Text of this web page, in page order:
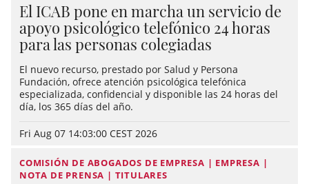
El ICAB pone en marcha un servicio de
apoyo psicológico telefónico 24 horas
para las personas colegiadas
El nuevo recurso, prestado por Salud y Persona
Fundación, ofrece atención psicológica telefónica
especializada, confidencial y disponible las 24 horas del
día, los 365 días del año.
Fri Aug 07 14:03:00 CEST 2026
COMISIÓN DE ABOGADOS DE EMPRESA | EMPRESA |
NOTA DE PRENSA | TITULARES